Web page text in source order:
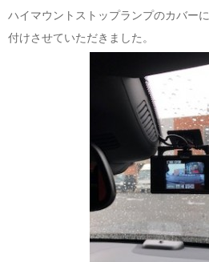
ハイマウントストップランプのカバーに
付けさせていただきました。